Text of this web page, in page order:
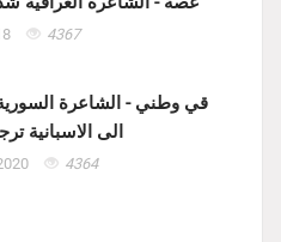
4367
قي وطني - الشاعرة
الى الاسبانية
4364